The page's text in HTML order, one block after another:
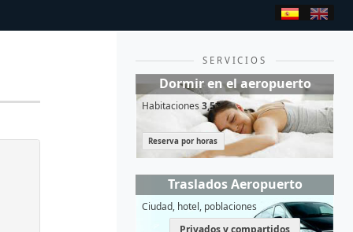
SERVICIOS
Dormir en el aeropuerto
Habitaciones3,5*
Reserva por horas
Traslados Aeropuerto
Ciudad, hotel, poblaciones